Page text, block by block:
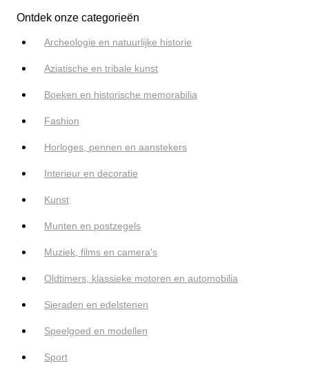
Ontdek onze categorieën
Archeologie en natuurlijke historie
Aziatische en tribale kunst
Boeken en historische memorabilia
Fashion
Horloges, pennen en aanstekers
Interieur en decoratie
Kunst
Munten en postzegels
Muziek, films en camera's
Oldtimers, klassieke motoren en automobilia
Sieraden en edelstenen
Speelgoed en modellen
Sport